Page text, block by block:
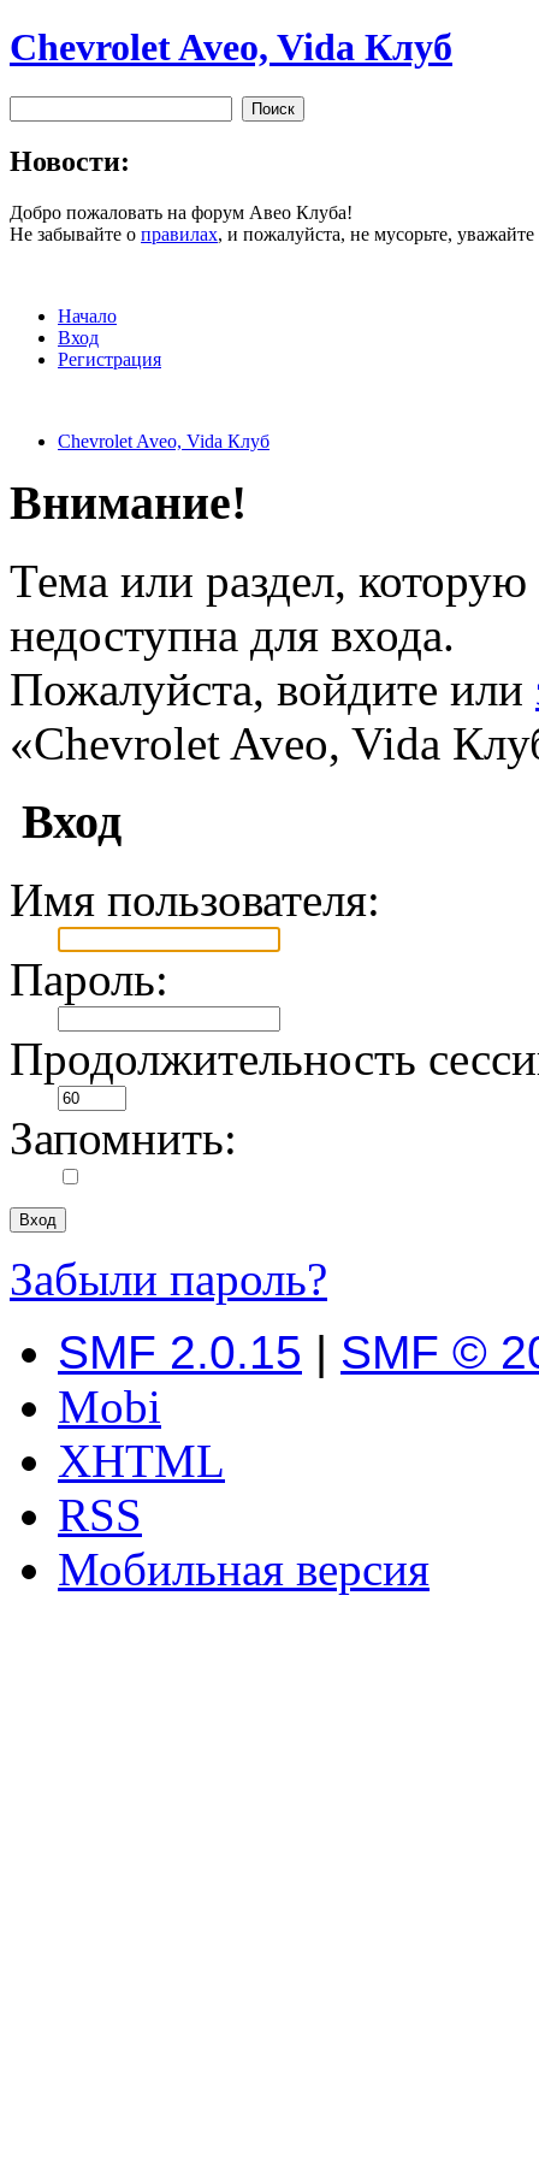
Chevrolet Aveo, Vida Клуб
Новости:
Добро пожаловать на форум Авео Клуба!
Не забывайте о правилах, и пожалуйста, не мусорьте,
Начало
Вход
Регистрация
Chevrolet Aveo, Vida Клуб
Внимание!
Тема или раздел,
недоступна для входа.
Пожалуйста, войдите или
«Chevrolet Aveo, Vida
Вход
Имя пользователя:
Пароль:
Продолжительность
Запомнить:
Забыли пароль?
SMF 2.0.15 | SMF ©
Mobi
XHTML
RSS
Мобильная версия